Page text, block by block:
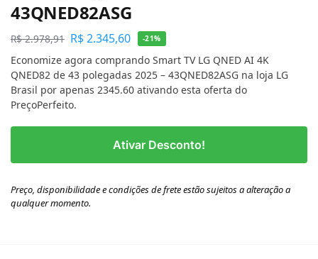
43QNED82ASG
R$2.978,91 R$2.345,60 -21%
Economize agora comprando Smart TV LG QNED AI 4K
QNED82 de 43 polegadas 2025 – 43QNED82ASG na loja LG
Brasil por apenas 2345.60 ativando esta oferta do
PreçoPerfeito.
Ativar Desconto!
Preço, disponibilidade e condições de frete estão sujeitos a alteração a
qualquer momento.